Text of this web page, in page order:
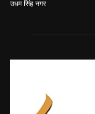
उधम सिंह नगर